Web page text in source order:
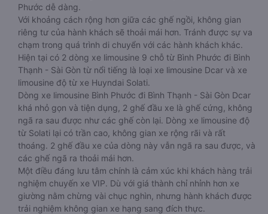
Phước dễ dàng.
Với khoảng cách rộng hơn giữa các ghế ngồi, không gian
riêng tư của hành khách sẽ thoải mái hơn. Tránh được sự va
chạm trong quá trình di chuyển với các hành khách khác.
Hiện tại có 2 dòng xe limousine 9 chỗ từ Bình Phước đi Bình
Thạnh - Sài Gòn từ nổi tiếng là loại xe limousine Dcar và xe
limousine độ từ xe Huyndai Solati.
Dòng xe limousine Bình Phước đi Bình Thạnh - Sài Gòn Dcar
khá nhỏ gọn và tiện dụng, 2 ghế đầu xe là ghế cứng, không
ngã ra sau được như các ghế còn lại. Dòng xe limousine độ
từ Solati lại có trần cao, không gian xe rộng rãi và rất
thoáng. 2 ghế đầu xe của dòng này vẫn ngã ra sau được, và
các ghế ngã ra thoải mái hơn.
Một điều đáng lưu tâm chính là cảm xúc khi khách hàng trải
nghiệm chuyến xe VIP. Dù với giá thành chỉ nhỉnh hơn xe
giường nằm chừng vài chục nghìn, nhưng hành khách được
trải nghiệm không gian xe hạng sang đích thực.